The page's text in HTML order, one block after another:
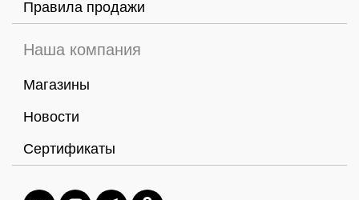
Правила продажи
Наша компания
Магазины
Новости
Сертификаты